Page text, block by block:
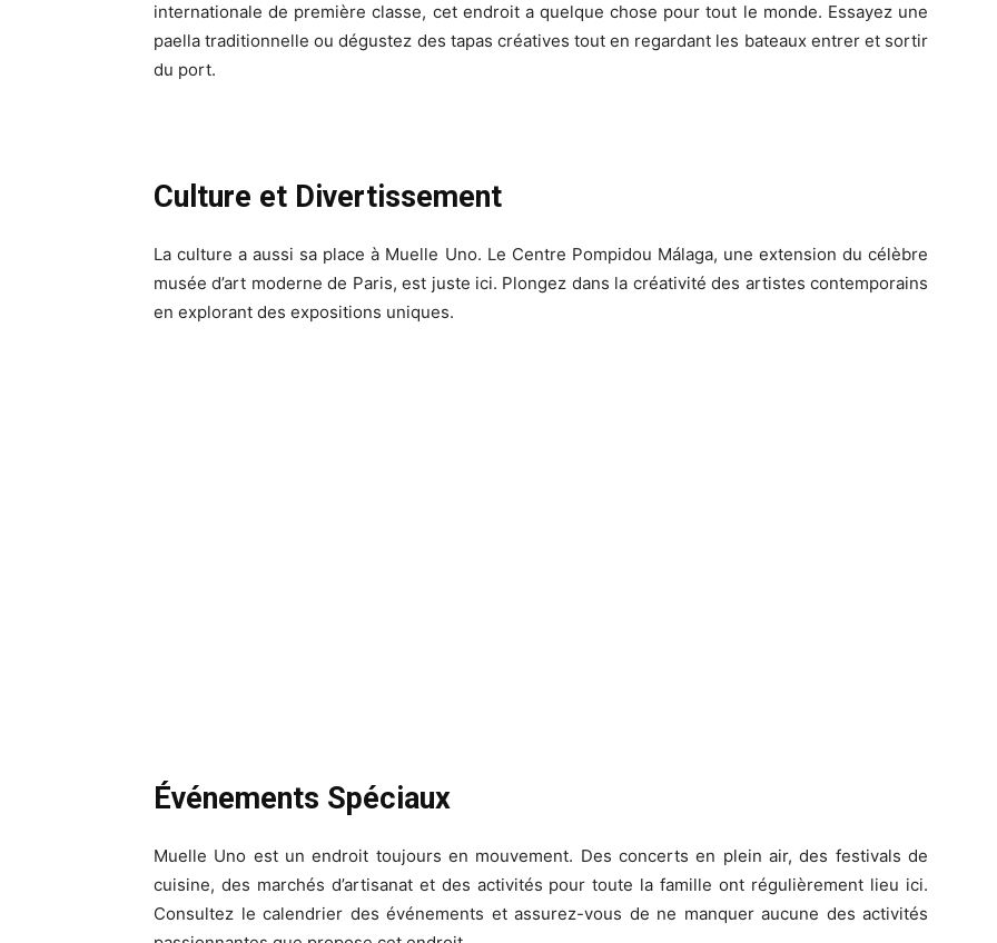
internationale de première classe, cet endroit a quelque chose pour tout le monde. Essayez une
paella traditionnelle ou dégustez des tapas créatives tout en regardant les bateaux entrer et sortir
du port.
Culture et Divertissement
La culture a aussi sa place à Muelle Uno. Le Centre Pompidou Málaga, une extension du célèbre
musée d’art moderne de Paris, est juste ici. Plongez dans la créativité des artistes contemporains
en explorant des expositions uniques.
Événements Spéciaux
Muelle Uno est un endroit toujours en mouvement. Des concerts en plein air, des festivals de
cuisine, des marchés d’artisanat et des activités pour toute la famille ont régulièrement lieu ici.
Consultez le calendrier des événements et assurez-vous de ne manquer aucune des activités